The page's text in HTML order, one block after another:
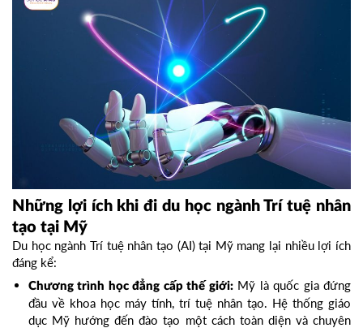
Những lợi ích khi đi du học ngành Trí tuệ nhân
tạo tại Mỹ
Du học ngành Trí tuệ nhân tạo (AI) tại Mỹ mang lại nhiều lợi ích
đáng kể:
Chương trình học đẳng cấp thế giới:Mỹ là quốc gia đứng
đầu về khoa học máy tính, trí tuệ nhân tạo. Hệ thống giáo
dục Mỹ hướng đến đào tạo một cách toàn diện và chuyên